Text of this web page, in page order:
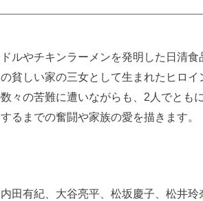
ルやチキンラーメンを発明した日清食
貧しい家の三女として生まれたヒロイ
々の苦難に遭いながらも、2人でとも
るまでの奮闘や家族の愛を描きます。
田有紀、大谷亮平、松坂慶子、松井玲